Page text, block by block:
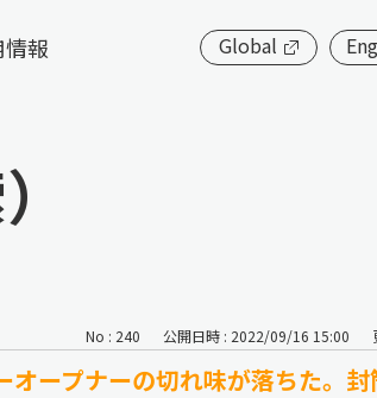
報 Global
No : 240 公開日時 : 2022/09/16 15:00
ープナーの切れ味が落ちた。